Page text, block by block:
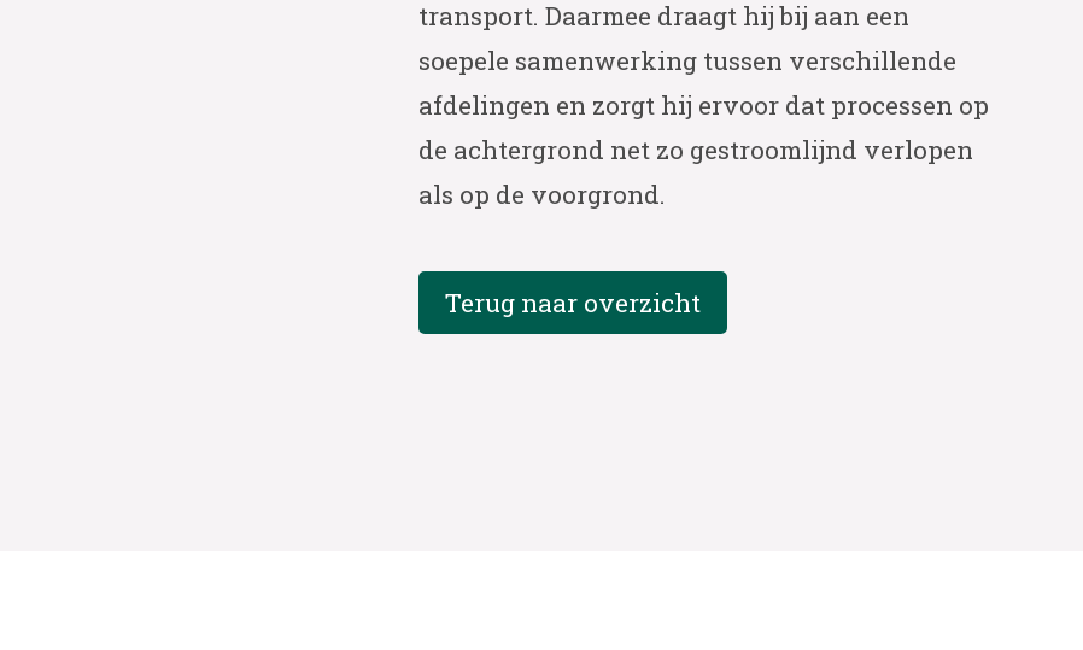
transport. Daarmee draagt hij bij aan een
soepele samenwerking tussen verschillende
afdelingen en zorgt hij ervoor dat processen op
de achtergrond net zo gestroomlijnd verlopen
als op de voorgrond.
Terug naar overzicht